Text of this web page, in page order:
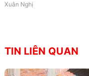
Xuân Nghị
TIN LIÊN QUAN